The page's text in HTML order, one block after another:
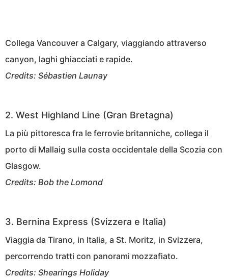
Collega Vancouver a Calgary, viaggiando attraverso
canyon, laghi ghiacciati e rapide.
Credits: Sébastien Launay
2. West Highland Line (Gran Bretagna)
La più pittoresca fra le ferrovie britanniche, collega il
porto di Mallaig sulla costa occidentale della Scozia con
Glasgow.
Credits: Bob the Lomond
3. Bernina Express (Svizzera e Italia)
Viaggia da Tirano, in Italia, a St. Moritz, in Svizzera,
percorrendo tratti con panorami mozzafiato.
Credits: Shearings Holiday